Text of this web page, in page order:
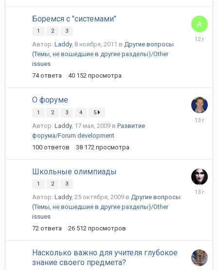
Боремся с "системами"
1 2 3
Автор: Laddy, 8 ноября, 2011 в Другие вопросы
(Темы, не вошедшие в другие разделы)/Other
issues
74 ответа 40 152 просмотра
30
О форуме
1 2 3 4 5
Автор: Laddy, 17 мая, 2009 в Развитие
форума/Forum development
100 ответов 38 172 просмотра
Школьные олимпиады
1 2 3
Автор: Laddy, 25 октября, 2009 в Другие вопросы
(Темы, не вошедшие в другие разделы)/Other
issues
72 ответа 26 512 просмотров
18
Насколько важно для учителя глубокое
знание своего предмета?